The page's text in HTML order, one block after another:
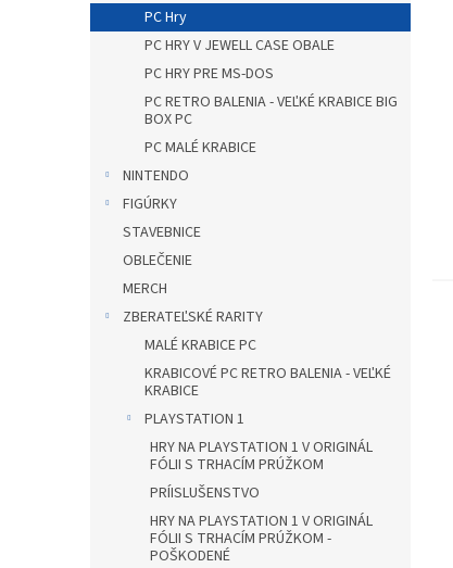
PC Hry
PC HRY V JEWELL CASE OBALE
PC HRY PRE MS-DOS
PC RETRO BALENIA - VEĽKÉ KRABICE BIG
BOX PC
PC MALÉ KRABICE
NINTENDO
FIGÚRKY
STAVEBNICE
OBLEČENIE
MERCH
ZBERATEĽSKÉ RARITY
MALÉ KRABICE PC
KRABICOVÉ PC RETRO BALENIA - VEĽKÉ
KRABICE
PLAYSTATION 1
HRY NA PLAYSTATION 1 V ORIGINÁL
FÓLII S TRHACÍM PRÚŽKOM
PRÍISLUŠENSTVO
HRY NA PLAYSTATION 1 V ORIGINÁL
FÓLII S TRHACÍM PRÚŽKOM -
POŠKODENÉ